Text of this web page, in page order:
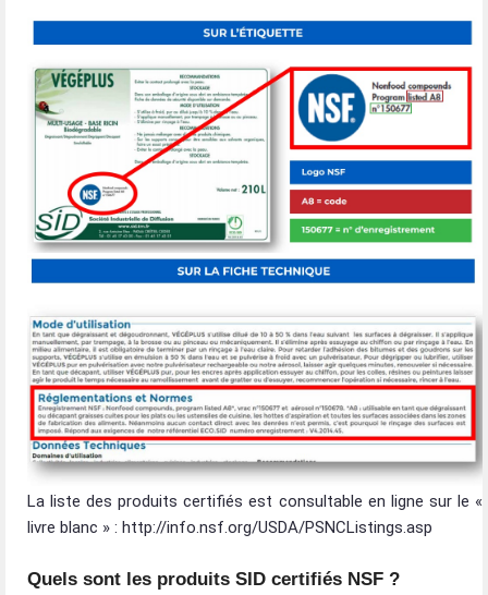
La liste des produits certifiés est consultable en ligne sur le «
livre blanc » : http://info.nsf.org/USDA/PSNCListings.asp
Quels sont les produits SID certifiés NSF ?